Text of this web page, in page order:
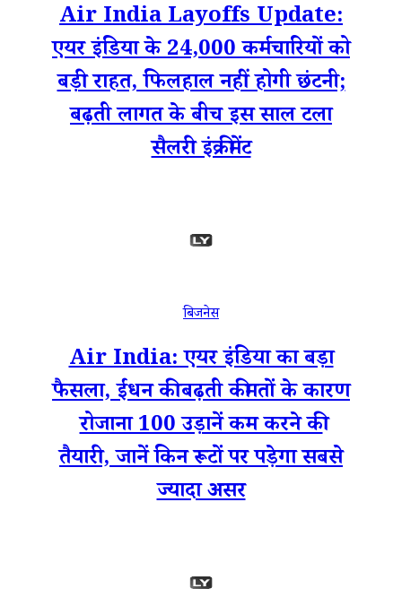
Air India Layoffs Update:
एयर इंडिया के 24,000 कर्मचारियों को
बड़ी राहत, फिलहाल नहीं होगी छंटनी;
बढ़ती लागत के बीच इस साल टला
सैलरी इंक्रीमेंट
बिजनेस
Air India: एयर इंडिया का बड़ा
फैसला, ईंधन की बढ़ती कीमतों के कारण
रोजाना 100 उड़ानें कम करने की
तैयारी, जानें किन रूटों पर पड़ेगा सबसे
ज्यादा असर